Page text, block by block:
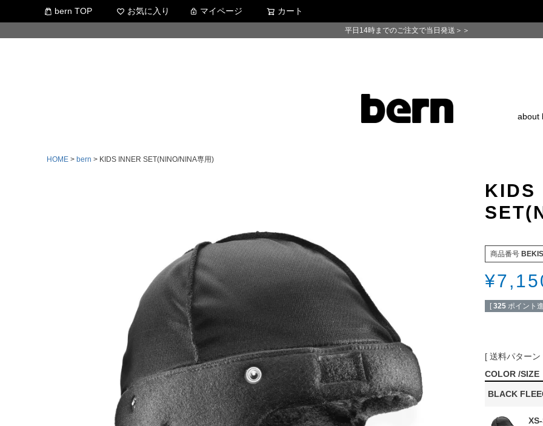
bern TOP お気に入り マイページ カート
平日14時までのご注文で当日発送＞＞
about
HOME bern KIDS INNER SET(NINO/NINA専用)
KIDS
商品番号 BEKIS
¥
[ 325 ポイント
送料パターン
COLOR SIZE
BLACK